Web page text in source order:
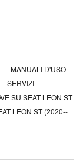
|
MANUALI D'USO
SERVIZI
SU SEAT LEON ST
LEON ST (2020--